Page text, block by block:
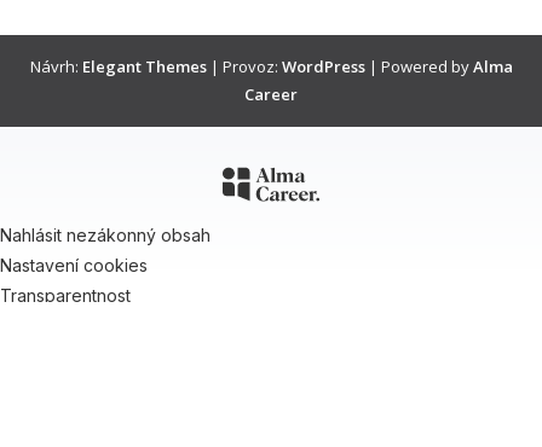
Návrh: Elegant Themes| Provoz: WordPress| Powered byAlma
Career
Nahlásit nezákonný obsah
Nastavení cookies
Transparentnost